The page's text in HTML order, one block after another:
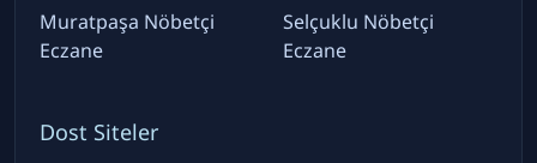
Muratpaşa Nöbetçi
Eczane
Selçuklu Nöbetçi
Eczane
Dost Siteler